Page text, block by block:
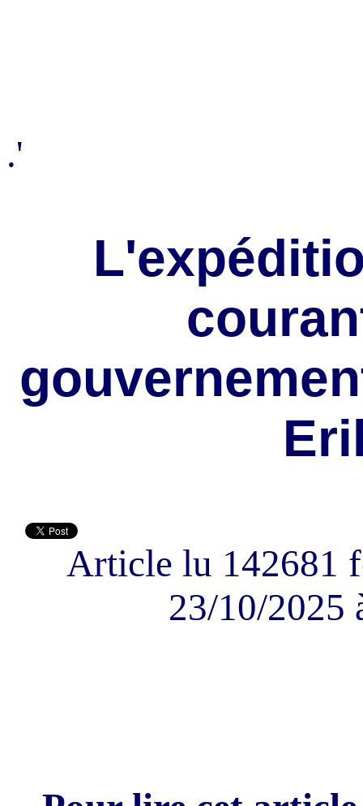
.'
Article lu 142681
23/10/2025